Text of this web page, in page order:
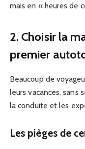
mais en « heures de
2. Choisir la
premier
Beaucoup de
leurs vacances, sans
la conduite et les
Les pièges de